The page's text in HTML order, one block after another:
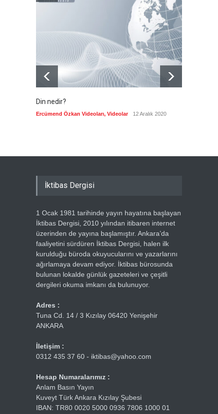
İslam İşbirliği Teşkilatı,
Mekke Anlaşmasını övdü
8 Ağustos 2026
Din nedir?
Ercümend Özkan Videoları, Videolar 12 Aralık 2020
İktibas Dergisi
1 Ocak 1981 tarihinde yayın hayatına başlayan
İktibas Dergisi, 2010 yılından itibaren internet
üzerinden de yayına başlamıştır. Ankara’da
faaliyetini sürdüren İktibas Dergisi, halen ilk
kurulduğu büroda okuyucularını ve yazarlarını
ağırlamaya devam ediyor. İktibas bürosunda
bulunan lokalde günlük gazeteleri ve çeşitli
dergileri okuma imkanı da bulunuyor.
Adres :
Tuna Cd. 14 / 3 Kızılay 06420 Yenişehir
ANKARA
İletişim :
0312 435 37 60 - iktibas@yahoo.com
Hesap Numaralarımız :
Anlam Basın Yayın
Kuveyt Türk Ankara Kızılay Şubesi
IBAN: TR80 0020 5000 0936 7806 1000 01